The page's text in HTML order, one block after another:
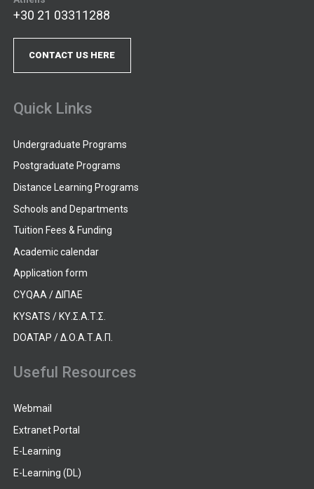
+30 21 03311288
CONTACT US HERE
Quick Links
Undergraduate Programs
Postgraduate Programs
Distance Learning Programs
Schools and Departments
Tuition Fees & Funding
Academic calendar
Application form
CYQAA / ΔΙΠΑΕ
KYSATS / ΚΥ.Σ.Α.Τ.Σ.
DOATAP / Δ.Ο.Α.Τ.Α.Π.
Useful Resources
Webmail
Extranet Portal
E-Learning
E-Learning (DL)